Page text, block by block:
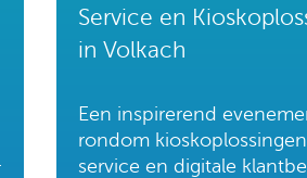
Service en
in Volkach
Een inspirerend
rondom
service en digitale